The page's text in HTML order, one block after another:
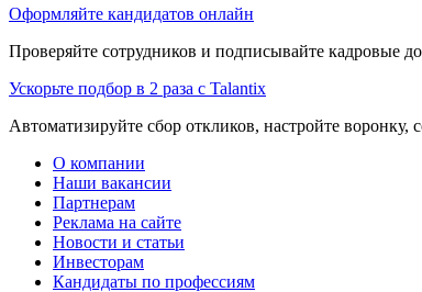
Оформляйте кандидатов онлайн
Проверяйте сотрудников и подписывайте кадровые
Ускорьте подбор в 2 раза с Talantix
Автоматизируйте сбор откликов, настройте воронку,
О компании
Наши вакансии
Партнерам
Реклама на сайте
Новости и статьи
Инвесторам
Кандидаты по профессиям